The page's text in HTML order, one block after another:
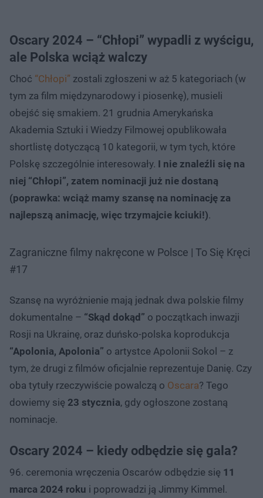
Oscary 2024 – “Chłopi” wypadli z wyścigu,
ale Polska wciąż walczy
Choć “Chłopi” zostali zgłoszeni w aż 5 kategoriach (w
tym za film międzynarodowy i piosenkę), musieli
obejść się smakiem. 21 grudnia Amerykańska
Akademia Sztuki i Wiedzy Filmowej opublikowała
shortlistę dotyczącą 10 kategorii, w tym tych, które
Polskę szczególnie interesowały. I nie znaleźli się na
niej “Chłopi”, zatem nominacji już nie dostaną
(poprawka: wciąż mamy szansę na nominację za
najlepszą animację, więc trzymajcie kciuki!).
Zagraniczne filmy nakręcone w Polsce | To Się Kręci
#17
Szansę na wyróżnienie mają jednak dwa polskie filmy
dokumentalne – “Skąd dokąd” o początkach inwazji
Rosji na Ukrainę, oraz duńsko-polska koprodukcja
“Apolonia, Apolonia” o artystce Apolonii Sokol – z
tym, że drugi z filmów oficjalnie reprezentuje Danię. Czy
oba tytuły rzeczywiście powalczą o Oscara? Tego
dowiemy się 23 stycznia, gdy ogłoszone zostaną
nominacje.
Oscary 2024 – kiedy odbędzie się gala?
96. ceremonia wręczenia Oscarów odbędzie się 11
marca 2024 roku i poprowadzi ją Jimmy Kimmel.